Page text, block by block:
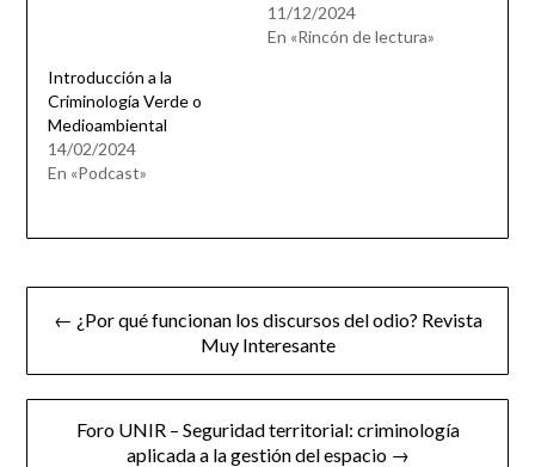
11/12/2024
En «Rincón de lectura»
Introducción a la
Criminología Verde o
Medioambiental
14/02/2024
En «Podcast»
Navegación
← ¿Por qué funcionan los discursos del odio? Revista
Muy Interesante
Foro UNIR – Seguridad territorial: criminología
aplicada a la gestión del espacio →